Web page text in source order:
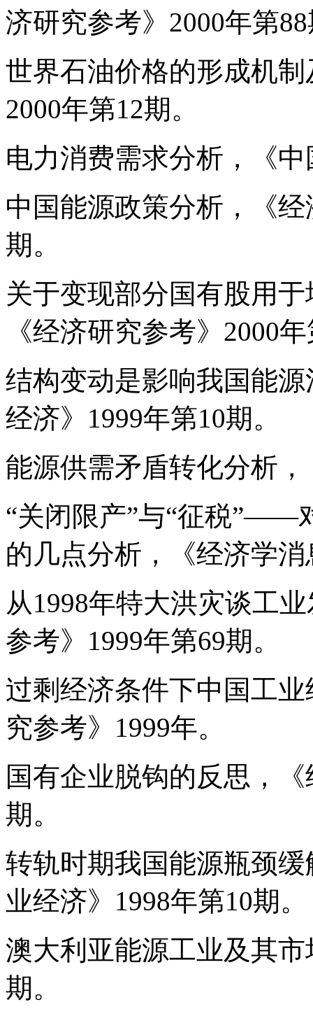
济研究参考》2000年第
世界石油价格的形成机
2000年第12期。
电力消费需求分析，《
中国能源政策分析，《
期。
关于变现部分国有股用
《经济研究参考》2000
结构变动是影响我国能
经济》1999年第10期。
能源供需矛盾转化分析
“关闭限产”与“征税”——
的几点分析，《经济学
从1998年特大洪灾谈工
参考》1999年第69期。
过剩经济条件下中国工
究参考》1999年。
国有企业脱钩的反思，
期。
转轨时期我国能源瓶颈
业经济》1998年第10期。
澳大利亚能源工业及其
期。